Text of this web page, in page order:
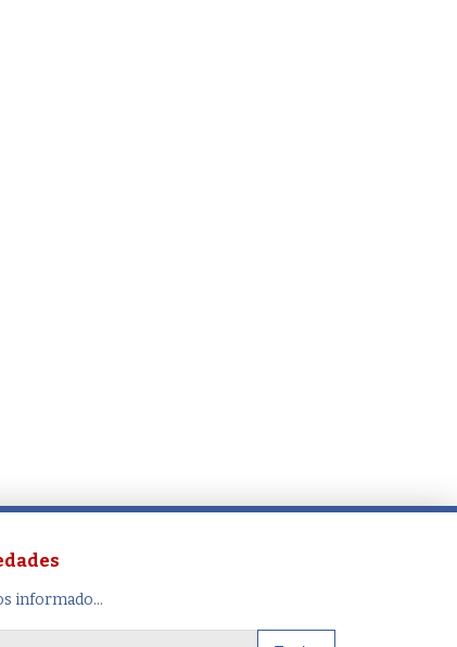
informado...